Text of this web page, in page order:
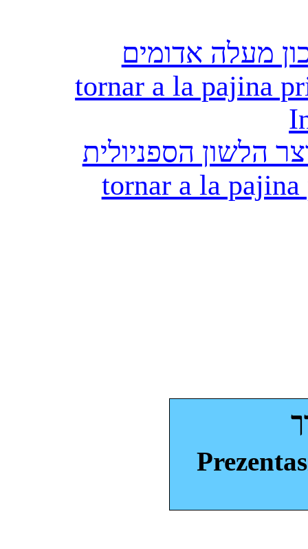
מעלה אדומים
tornar a la pajina
הלשון הספניולית
tornar a la